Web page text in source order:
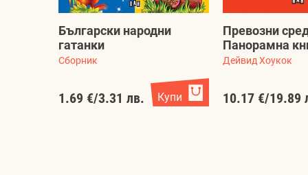
Български народни
гатанки
Сборник
1.69 €/3.31 лв. Купи
Превозни
Панорамна
Дейвид Хоукок
10.17 €/19.89